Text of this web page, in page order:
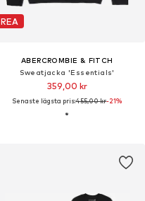
REA
ABERCROMBIE & FITCH
Sweatjacka 'Essentials'
359,00 kr
Senaste lägsta pris:455,00 kr-21%